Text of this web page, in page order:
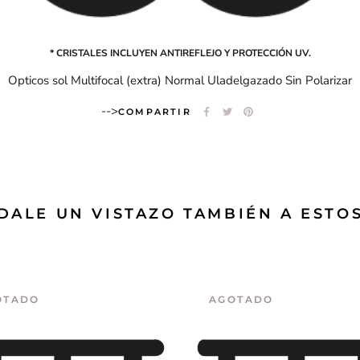
* CRISTALES INCLUYEN ANTIREFLEJO Y PROTECCIÓN UV.
Opticos sol Multifocal (extra) Normal Uladelgazado Sin Polarizar
-->COMPARTIR
UN VISTAZO TAMBIÉN A ESTOS
AGOTADO